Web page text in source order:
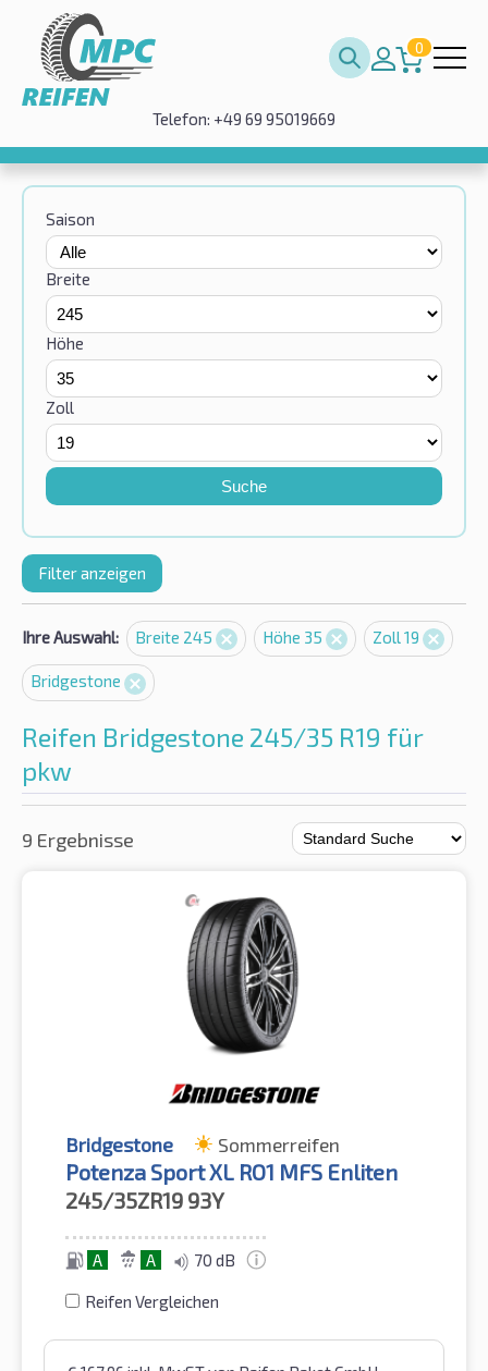
0
Telefon: +49 69 95019669
Saison
Breite
Höhe
Zoll
Suche
Filter anzeigen
Ihre Auswahl: Breite 245 Höhe 35 Zoll 19
Bridgestone
Reifen Bridgestone 245/35 R19 für
pkw
9 Ergebnisse
Bridgestone Sommerreifen
Potenza Sport XL RO1 MFS Enliten
245/35ZR19 93Y
A A 70 dB
Reifen Vergleichen